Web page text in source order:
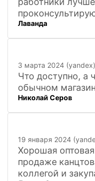
Лаванда
3 марта 2024 (yandex)
Что доступно, а
обычном
Николай Серов
19 января 2024
Хорошая
продаже
коллегой и